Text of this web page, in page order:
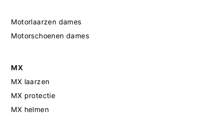
Motorlaarzen dames
Motorschoenen dames
MX
MX laarzen
MX protectie
MX helmen